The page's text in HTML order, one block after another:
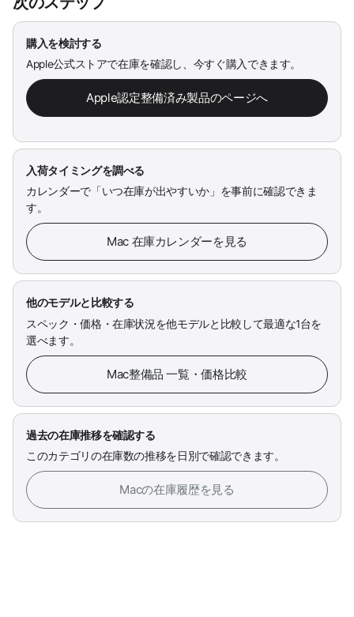
購入を検討する
Apple公式ストアで在庫を確認し、今すぐ購入できます。
Apple認定整備済み製品のページへ
入荷タイミングを調べる
カレンダーで「いつ在庫が出やすいか」を事前に確認できま
す。
Mac 在庫カレンダーを見る
他のモデルと比較する
スペック・価格・在庫状況を他モデルと比較して最適な1台を
選べます。
Mac整備品 一覧・価格比較
過去の在庫推移を確認する
このカテゴリの在庫数の推移を日別で確認できます。
Macの在庫履歴を見る